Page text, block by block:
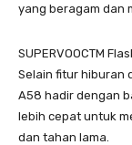
yang beragam dan
SUPERVOOCTM
Selain fitur hiburan
A58 hadir dengan
lebih cepat untuk
dan tahan lama.